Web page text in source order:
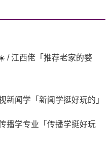
/ 江西佬「推荐老家的婺
新闻学「新闻学挺好玩的 」
播学专业「传播学挺好玩